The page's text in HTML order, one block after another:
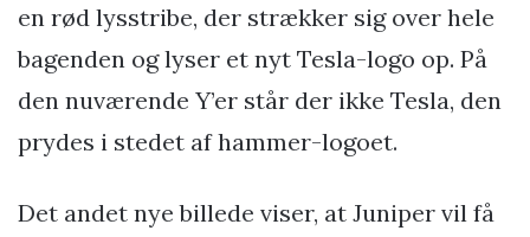
en rød lysstribe, der strækker sig over hele
bagenden og lyser et nyt Tesla-logo op. På
den nuværende Y’er står der ikke Tesla, den
prydes i stedet af hammer-logoet.
Det andet nye billede viser, at Juniper vil få